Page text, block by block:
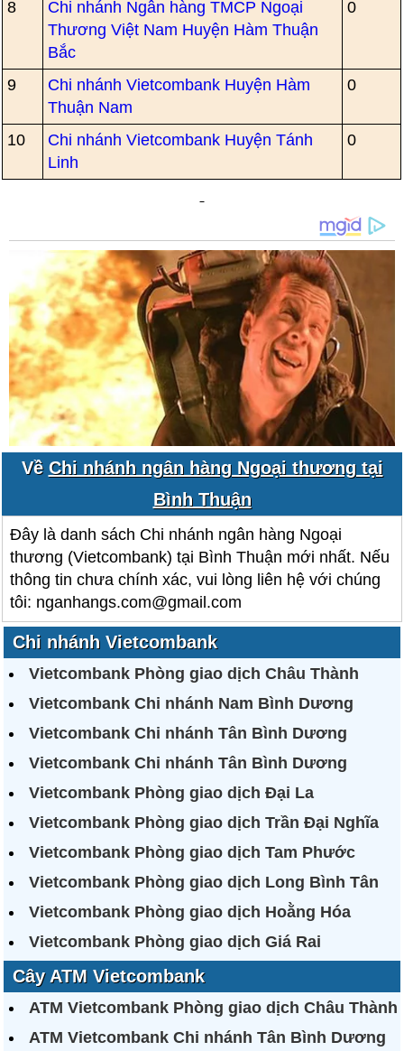
8
Chi nhánh Ngân hàng TMCP Ngoại
Thương Việt Nam Huyện Hàm Thuận
Bắc
0
9
Chi nhánh Vietcombank Huyện Hàm
Thuận Nam
0
10
Chi nhánh Vietcombank Huyện Tánh
Linh
0
Về Chi nhánh ngân hàng Ngoại thương tại
Bình Thuận
Đây là danh sách Chi nhánh ngân hàng Ngoại
thương (Vietcombank) tại Bình Thuận mới nhất. Nếu
thông tin chưa chính xác, vui lòng liên hệ với chúng
tôi: nganhangs.com@gmail.com
Chi nhánh Vietcombank
Vietcombank Phòng giao dịch Châu Thành
Vietcombank Chi nhánh Nam Bình Dương
Vietcombank Chi nhánh Tân Bình Dương
Vietcombank Chi nhánh Tân Bình Dương
Vietcombank Phòng giao dịch Đại La
Vietcombank Phòng giao dịch Trần Đại Nghĩa
Vietcombank Phòng giao dịch Tam Phước
Vietcombank Phòng giao dịch Long Bình Tân
Vietcombank Phòng giao dịch Hoằng Hóa
Vietcombank Phòng giao dịch Giá Rai
Cây ATM Vietcombank
ATM Vietcombank Phòng giao dịch Châu Thành
ATM Vietcombank Chi nhánh Tân Bình Dương